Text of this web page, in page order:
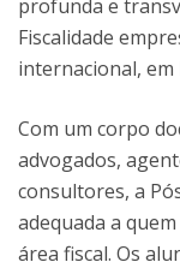
profunda e
Fiscalidade
internacional,
Com um corpo
advogados,
consultores, a
adequada a
área fiscal. Os